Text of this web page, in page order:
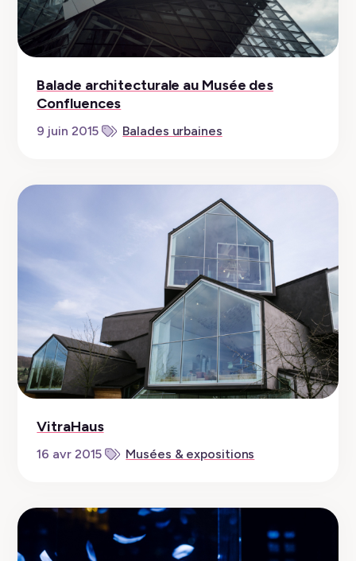
Balade architecturale au Musée des
Confluences
9 juin 2015 Balades urbaines
VitraHaus
16 avr 2015 Musées & expositions